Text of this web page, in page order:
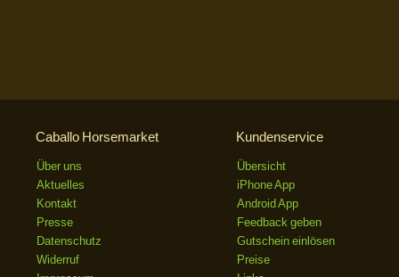
Caballo Horsemarket
Über uns
Aktuelles
Kontakt
Presse
Datenschutz
Widerruf
Kundenservice
Übersicht
iPhone App
Android App
Feedback geben
Gutschein einlösen
Preise